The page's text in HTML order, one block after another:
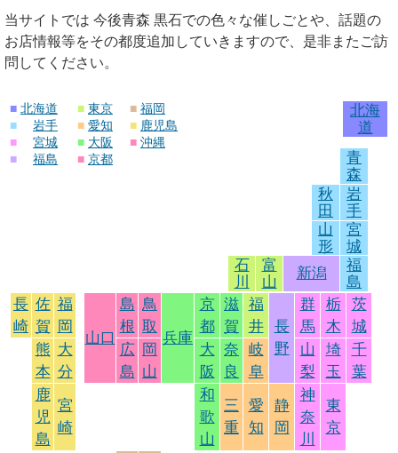
当サイトでは 今後青森 黒石での色々な催しごとや、話題の
お店情報等をその都度追加していきますので、是非またご訪
問してください。
■ 北海道
■
岩手
■
宮城
■
福島
■ 東京
■ 愛知
■ 大阪
■ 京都
■ 福岡
■ 鹿児島
■ 沖縄
北海
道
青
森
秋
田
岩
手
山
形
宮
城
石
川
富
山
新潟
福
島
長
崎
佐
賀
福
岡
山口
島
根
鳥
取
兵庫
京
都
滋
賀
福
井
長
野
群
馬
栃
木
茨
城
熊
本
大
分
広
島
岡
山
大
阪
奈
良
岐
阜
山
梨
埼
玉
千
葉
鹿
児
島
宮
崎
和
歌
山
三
重
愛
知
静
岡
神
奈
川
東
京